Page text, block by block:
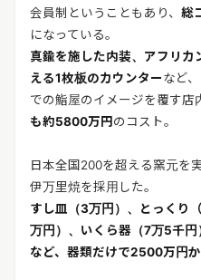
会員制ということもあり、 総
になっている。
真鍮を施した内装、アフリ
える1枚板のカウンターなど
での鮨屋のイメージを覆す店
も約5800万円 のコスト。
日本全国200を超える窯元を
伊万里焼を採用した。
すし皿（3万円）、とっくり
万円）、いくら器（7万5千円
など、器類だけで2500万円